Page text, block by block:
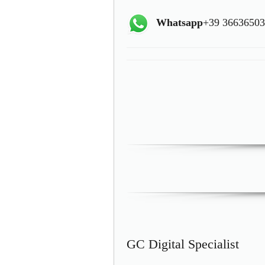
Whatsapp+39
GC Digital Specialist